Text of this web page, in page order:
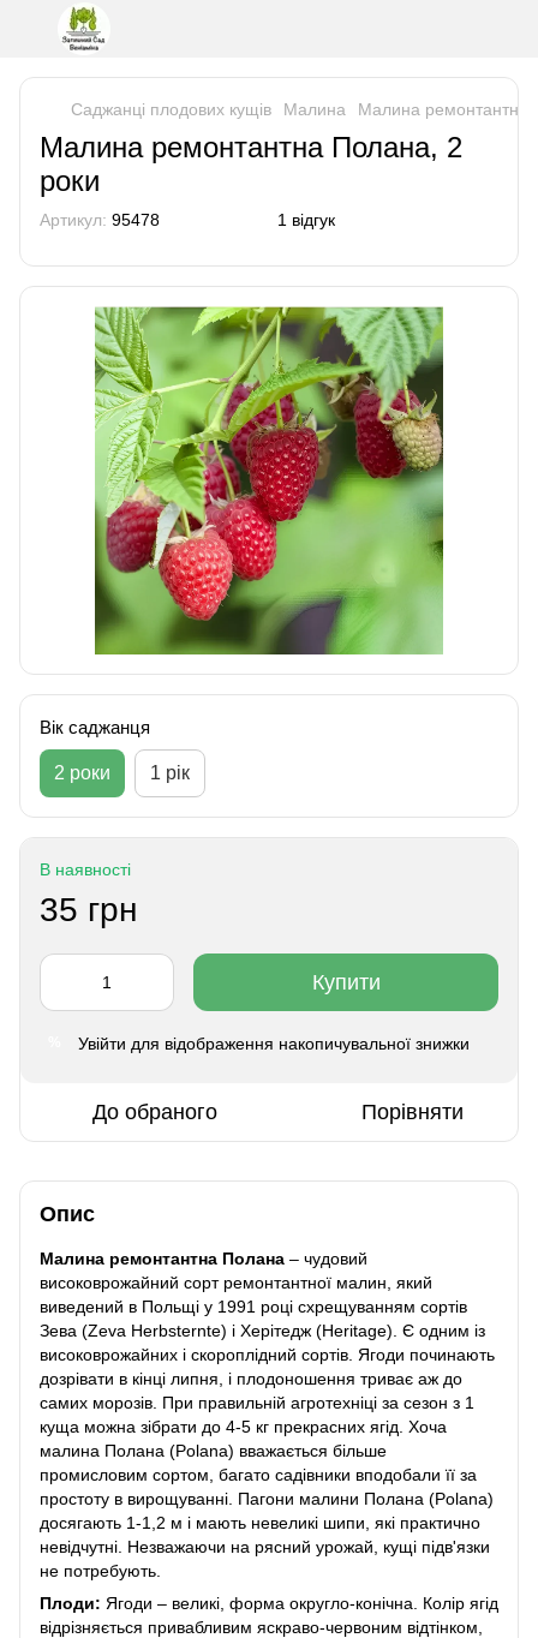
Саджанці плодових кущів Малина Малина ремонтантна
Малина ремонтантна Полана, 2
роки
Артикул: 95478 1 відгук
Вік саджанця
2 роки 1 рік
В наявності
35 грн
Купити
Увійти для відображення накопичувальної знижки
До обраного Порівняти
Опис
Малина ремонтантна Полана – чудовий
високоврожайний сорт ремонтантної малин, який
виведений в Польщі у 1991 році схрещуванням сортів
Зева (Zeva Herbsternte) і Херітедж (Heritage). Є одним із
високоврожайних і скороплідний сортів. Ягоди починають
дозрівати в кінці липня, і плодоношення триває аж до
самих морозів. При правильній агротехніці за сезон з 1
куща можна зібрати до 4-5 кг прекрасних ягід. Хоча
малина Полана (Polana) вважається більше
промисловим сортом, багато садівники вподобали її за
простоту в вирощуванні. Пагони малини Полана (Polana)
досягають 1-1,2 м і мають невеликі шипи, які практично
невідчутні. Незважаючи на рясний урожай, кущі підв'язки
не потребують.
Плоди: Ягоди – великі, форма округло-конічна. Колір ягід
відрізняється привабливим яскраво-червоним відтінком,